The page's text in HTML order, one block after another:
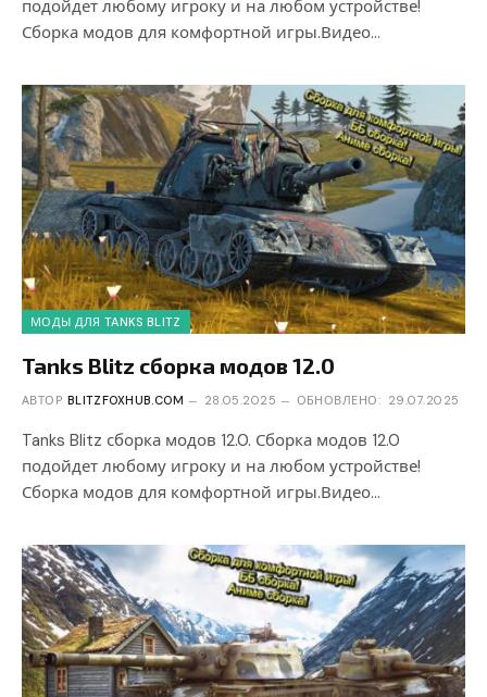
подойдет любому игроку и на любом устройстве!
Сборка модов для комфортной игры.Видео…
МОДЫ ДЛЯ TANKS BLITZ
Tanks Blitz сборка модов 12.0
АВТОР BLITZFOXHUB.COM 28.05.2025 ОБНОВЛЕНО: 29.07.2025
Tanks Blitz сборка модов 12.0. Сборка модов 12.0
подойдет любому игроку и на любом устройстве!
Сборка модов для комфортной игры.Видео…